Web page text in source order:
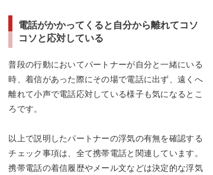
電話がかかってくると自分から離れてコソ
コソと応対している
普段の行動においてパートナーが自分と一緒にいる
時、着信があった際にその場で電話に出ず、遠くへ
離れて小声で電話応対している様子も気になるとこ
ろです。
以上で説明したパートナーの浮気の有無を確認する
チェック事項は、全て携帯電話と関連しています。
携帯電話の着信履歴やメール文などは決定的な浮気